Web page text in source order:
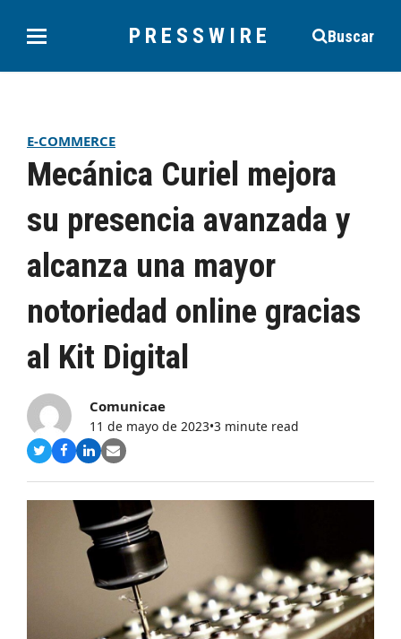
PRESSWIRE Buscar
E-COMMERCE
Mecánica Curiel mejora
su presencia avanzada y
alcanza una mayor
notoriedad online gracias
al Kit Digital
Comunicae
11 de mayo de 2023•3 minute read
Compartir
Twitter
Compartir
Facebook
Compartir
LinkedIn
Share
Email